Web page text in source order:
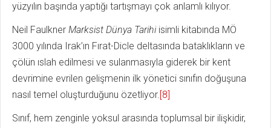
yüzyılın başında yaptığı tartışmayı çok anlamlı kılıyor.
Neil Faulkner Marksist Dünya Tarihiisimli kitabında MÖ
3000 yılında Irak’ın Fırat-Dicle deltasında bataklıkların ve
çölün ıslah edilmesi ve sulanmasıyla giderek bir kent
devrimine evrilen gelişmenin ilk yönetici sınıfın doğuşuna
nasıl temel oluşturduğunu özetliyor.[8]
Sınıf, hem zenginle yoksul arasında toplumsal bir ilişkidir,